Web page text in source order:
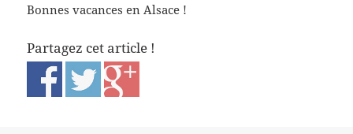
Bonnes vacances en Alsace !
Partagez cet article !